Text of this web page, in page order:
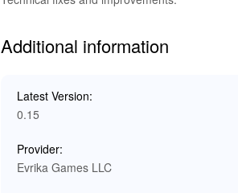
Sumérgete más en el mundo inmersivo de
🚀 Beneficios de Jugar Orecraft
Orecraft Orc Mining Camp ofrece una
La versión MOD disponible en Lelejoy
Additional information
Latest Version:
0.15
Provider:
Evrika Games LLC